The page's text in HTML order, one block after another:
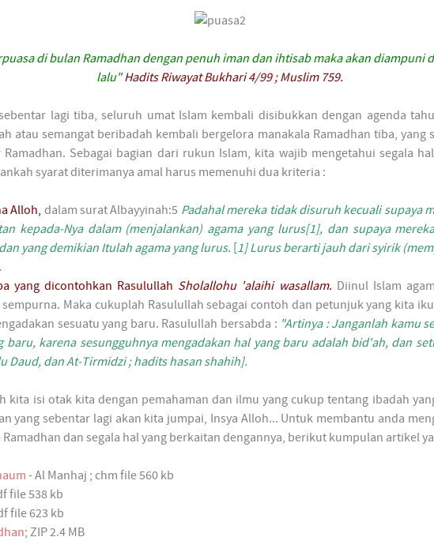
di bulan Ramadhan dengan penuh iman dan ihtisabmakaakan diampuni
lalu"Hadits Riwayat Bukhari 4/99 ; Muslim 759.
lagi tiba, seluruh umat Islam kembali disibukkan dengan agenda
atau semangat beribadah kembali bergelora manakala Ramadhan tiba, yang
Sebagai bagian dari rukun Islam, kita wajib mengetahui segala
syarat diterimanya amal harus memenuhi dua kriteria :
Alloh, dalam surat Albayyinah:5 Padahal mereka tidak disuruh kecuali supaya
kepada-Nya dalam (menjalankan) agama yang lurus[1], dan supaya
yang demikian Itulah agama yang lurus. [1] Lurus berarti jauh dari syirik
yang dicontohkan Rasulullah Sholallohu 'alaihi wasallam. Diinul Islam
Maka cukuplah Rasulullah sebagai contoh dan petunjuk yang kita
sesuatu yang baru. Rasulullah bersabda : "Artinya : Janganlah kamu
baru, karena sesungguhnya mengadakan hal yang baru adalah bid'ah, dan
Daud, dan At-Tirmidzi ; hadits hasan shahih].
kita isi otak kita dengan pemahaman dan ilmu yang cukup tentang ibadah
yang sebentar lagi akan kita jumpai, Insya Alloh... Untuk membantu anda
dan segala hal yang berkaitan dengannya, berikut kumpulan artikel
- Al Manhaj ; chm file 560 kb
file 538 kb
file 623 kb
; ZIP 2.4 MB